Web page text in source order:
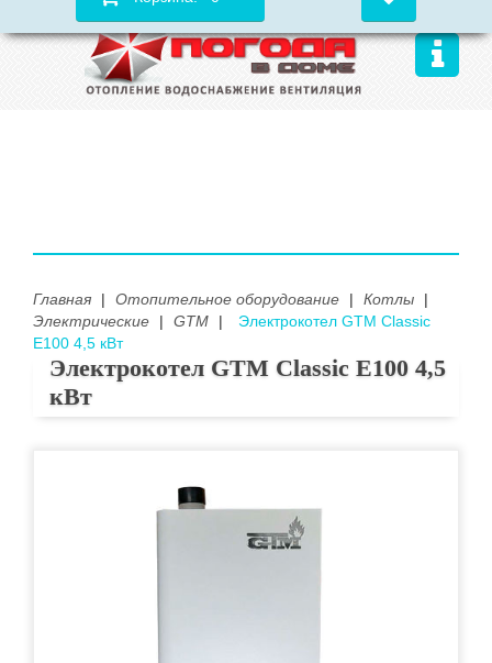
Главная | Отопительное оборудование | Котлы
|
Электрические
| GTM |
Электрокотел GTM Classic
E100 4,5 кВт
Электрокотел GTM Classic E100 4,5
кВт